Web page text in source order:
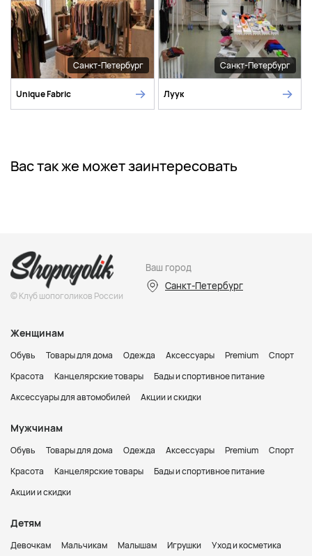
Санкт-Петербург
Unique Fabric
Санкт-Петербург
Луук
Вас так же может заинтересовать
© Клуб шопоголиков России
Ваш город
Санкт-Петербург
Женщинам
Обувь Товары для дома Одежда Аксессуары Premium
Спорт
Красота
Канцелярские товары
Бады и спортивное питание
Аксессуары для автомобилей
Акции и скидки
Мужчинам
Обувь Товары для дома Одежда Аксессуары Premium
Спорт
Красота
Канцелярские товары
Бады и спортивное питание
Акции и скидки
Детям
Девочкам Мальчикам Малышам Игрушки
Уход и косметика